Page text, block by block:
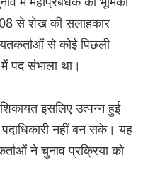
से शेख की सलाहकार
से कोई पिछली
पद संभाला था।
इसलिए उत्पन्न हुई
नहीं बन सके। यह
ने चुनाव प्रक्रिया को